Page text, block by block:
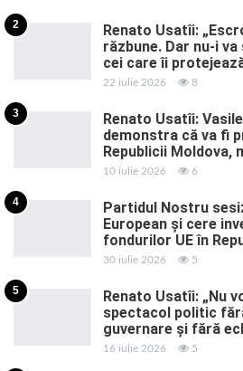
2
Renato Usatîi:
răzbune. Dar nu-i
cei care îi
22 iulie 2026 8
3
Renato Usatîi:
demonstra că va fi
Republicii Moldova,
10 iulie 2026 6
4
Partidul Nostru
European și cere
fondurilor UE în
30 iulie 2026 5
5
Renato Usatîi: „Nu
spectacol politic
guvernare și fără
16 iulie 2026 5